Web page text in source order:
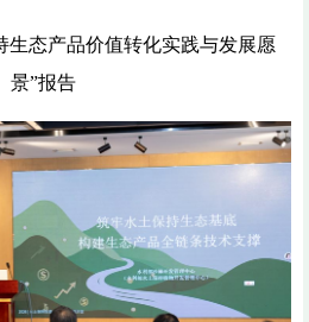
生态产品价值转化实践与发展愿
景”报告